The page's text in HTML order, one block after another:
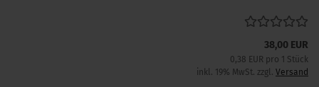
38,00 EUR
0,38 EUR pro 1 Stück
inkl. 19% MwSt. zzgl. Versand